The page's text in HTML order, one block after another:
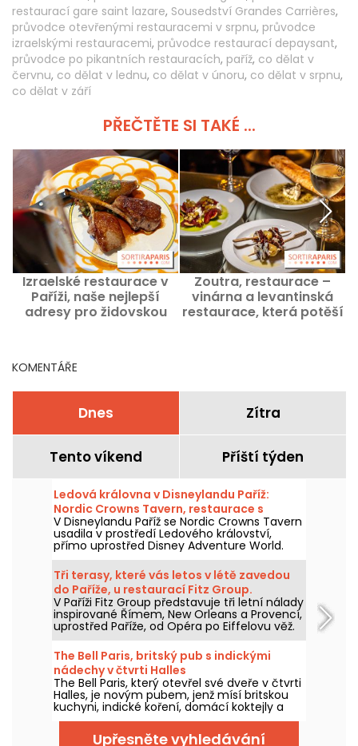
restaurací gare saint lazare, Sousedství Grandes Carrières,
průvodce otevřenými restauracemi v srpnu, průvodce
izraelskými restauracemi, průvodce restaurací depaysant,
průvodce po pikantních restauracích, paříž, co dělat v
červnu, co dělat v lednu, co dělat v únoru, co dělat v srpnu,
co dělat v září
PŘEČTĚTE SI TAKÉ ...
Izraelské restaurace v
Paříži, naše nejlepší
adresy pro židovskou
Zoutra, restaurace –
vinárna a levantinská
restaurace, která potěší
KOMENTÁŘE
Dnes Zítra
Tento víkend Příští týden
Ledová královna v Disneylandu Paříž:
Nordic Crowns Tavern, restaurace s
autentickými severskými specialitami
V Disneylandu Paříž se Nordic Crowns Tavern
usadila v prostředí Ledového království,
přímo uprostřed Disney Adventure World.
Tento nový restaurant, laděný do
skandinávského stylu, nabízí návštěvníkům
pokračování zážitku z Arendelle
prostřednictvím atmosféry, dekorací a
speciální nabídky jídel připravené právě pro
tuto část parku. Vyzkoušeli jsme a máme
vám co povědět!
Tři terasy, které vás letos v létě zavedou
do Paříže, u restaurací Fitz Group.
V Paříži Fitz Group představuje tři letní nálady
inspirované Římem, New Orleans a Provencí,
uprostřed Paříže, od Opéra po Eiffelovu věž.
Každá adresa, díky své terase, nabízí zcela
samostatnou zastávku, aniž byste museli
opustit hlavní město.
The Bell Paris, britský pub s indickými
nádechy v čtvrti Halles
The Bell Paris, který otevřel své dveře v čtvrti
Halles, je novým pubem, jenž mísí britskou
kuchyni, indické koření, domácí koktejly a
řemeslná piva v interiéru navrženém Jimem
Hamiltonem.Upřesněte vyhledávání